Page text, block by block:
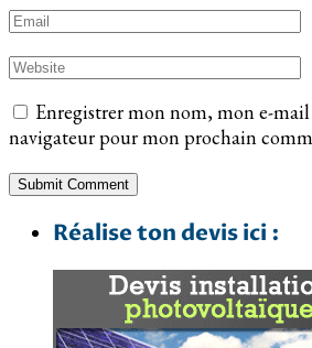
Enregistrer mon nom, mon e-
navigateur pour mon prochain
Réalise ton devis ici :